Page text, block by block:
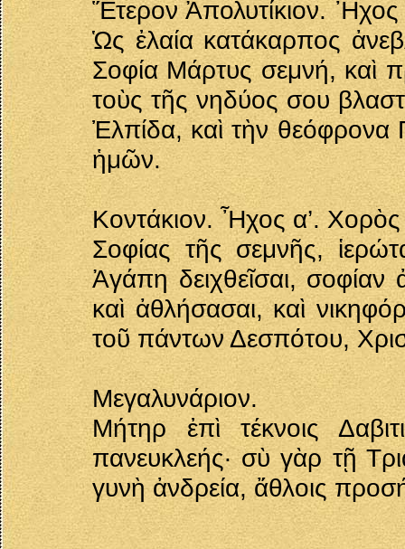
Ἕτερον Ἀπολυτίκιον.
Ὡς ἐλαία κατάκαρπος
Σοφία Μάρτυς σεμνή, καὶ
τοὺς τῆς νηδύος σου
Ἐλπίδα, καὶ τὴν θεόφρονα
ἡμῶν.
Κοντάκιον. Ἦχος α’. Χορὸς
Σοφίας τῆς σεμνῆς,
Ἀγάπη δειχθεῖσαι,
καὶ ἀθλήσασαι, καὶ
τοῦ πάντων Δεσπότου,
Μεγαλυνάριον.
Μήτηρ ἐπὶ τέκνοις
πανευκλεής· σὺ γὰρ τῇ
γυνὴ ἀνδρεία, ἄθλοις